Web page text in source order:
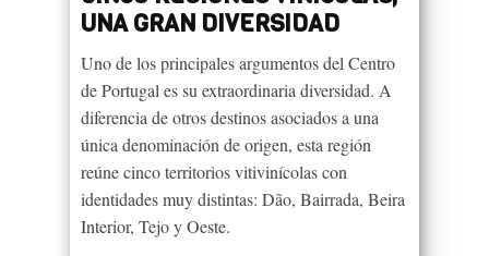
UNA GRAN DIVERSIDAD
Uno de los principales argumentos del Centro
de Portugal es su extraordinaria diversidad. A
diferencia de otros destinos asociados a una
única denominación de origen, esta región
reúne cinco territorios vitivinícolas con
identidades muy distintas: Dão, Bairrada, Beira
Interior, Tejo y Oeste.